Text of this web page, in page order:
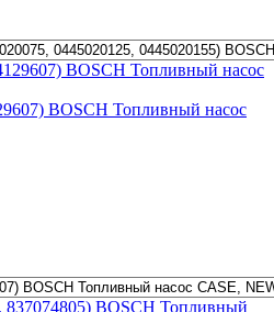
BOSCH Топливный насос